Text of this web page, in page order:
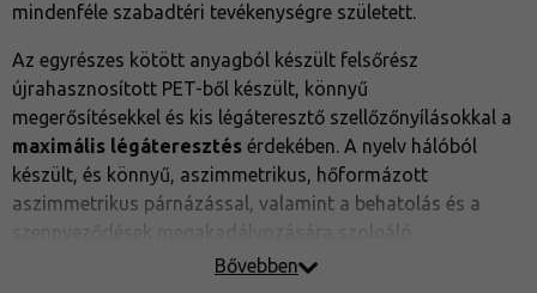
mindenféle szabadtéri tevékenységre született.
Az egyrészes kötött anyagból készült felsőrész
újrahasznosított PET-ből készült, könnyű
megerősítésekkel és kis légáteresztő szellőzőnyílásokkal a
maximális légáteresztés érdekében. A nyelv hálóból
készült, és könnyű, aszimmetrikus, hőformázott
aszimmetrikus párnázással, valamint a behatolás és a
szennyeződések megakadályozására szolgáló
lábszárvédővel rendelkezik. AGarmont® PUfoam
Bővebben